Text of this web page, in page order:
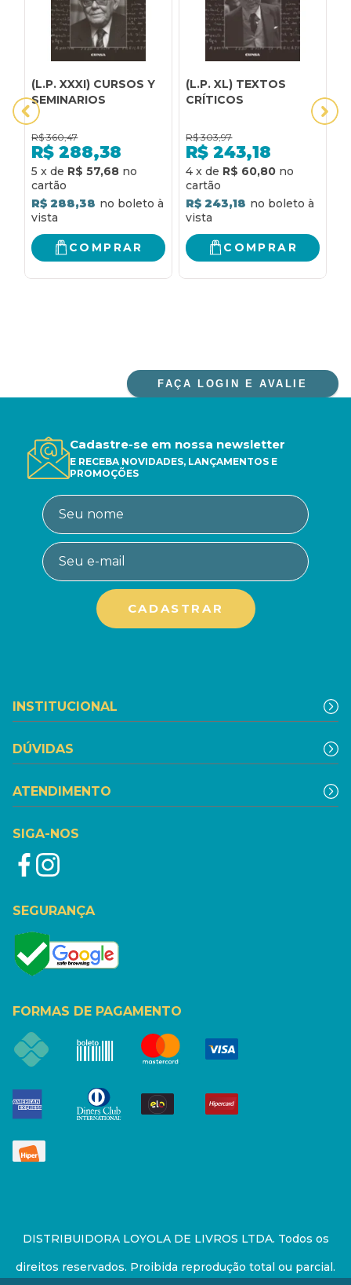
(L.P. XXXI) CURSOS Y
SEMINARIOS
R$ 360,47
R$ 288,38
5 x de R$ 57,68
R$ 288,38
COMPRAR
(L.P. XL) TEXTOS
CRÍTICOS
R$ 303,97
R$ 243,18
4 x de R$ 60,80
R$ 243,18
COMPRAR
FAÇA LOGIN E AVALIE
Cadastre-se em nossa newsletter
E RECEBA NOVIDADES, LANÇAMENTOS E
PROMOÇÕES
INSTITUCIONAL
DÚVIDAS
ATENDIMENTO
SIGA-NOS
SEGURANÇA
FORMAS DE PAGAMENTO
DISTRIBUIDORA LOYOLA DE LIVROS LTDA. Todos os
direitos reservados. Proibida reprodução total ou parcial.